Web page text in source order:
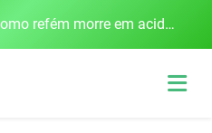
Empresário mantido como refém morre em acidente após assalto em Cerro Largo